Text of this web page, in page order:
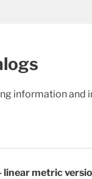
information and
linear metric